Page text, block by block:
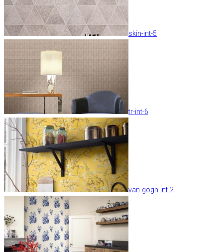
skin-int-5
tr-int-6
van-gogh-int-2